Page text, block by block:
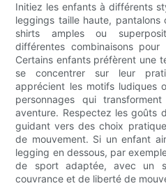
Initiez les enfants à différents
leggings taille haute,
shirts amples ou
différentes combinaisons
Certains enfants préfèrent une
se concentrer sur leur
apprécient les motifs ludiques
personnages qui
aventure. Respectez les goûts
guidant vers des choix
de mouvement. Si un enfant
legging en dessous, par
de sport adaptée, avec un
couvrance et de liberté de